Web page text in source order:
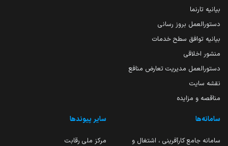
بیانیه تارنما
دستورالعمل بروز رسانی
بیانیه توافق سطح خدمات
منشور اخلاقی
دستورالعمل مدیریت تعارض منافع
نقشه سایت
مناقصه و مزایده
سامانه‌ها
سامانه جامع کارآفرینی ، اشتغال و
سایر پیوندها
مرکز ملی رقابت